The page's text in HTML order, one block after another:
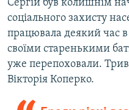
Сергій був колишнім
соціального захисту
працювала деякий час
своїми старенькими
уже перепоховали.
Вікторія Коперко.